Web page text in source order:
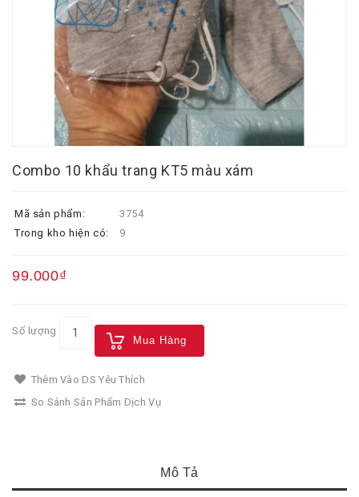
Combo 10 khẩu trang KT5 màu xám
Mã sản phẩm:
3754
Trong kho hiện có:
9
99.000₫
Số lượng
Mua Hàng
Thêm Vào DS Yêu Thích
So Sánh Sản Phẩm Dịch Vụ
Mô Tả